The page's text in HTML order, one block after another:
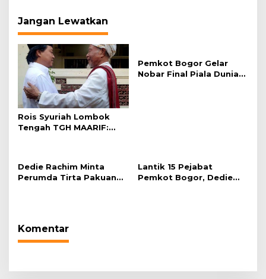
Jangan Lewatkan
Rois Syuriah Lombok
Tengah TGH MAARIF:
Pemkot Bogor Gelar
Nobar Final Piala Dunia
Dedie Rachim Minta
Perumda Tirta Pakuan
Lantik 15 Pejabat
Pemkot Bogor, Dedie
Komentar